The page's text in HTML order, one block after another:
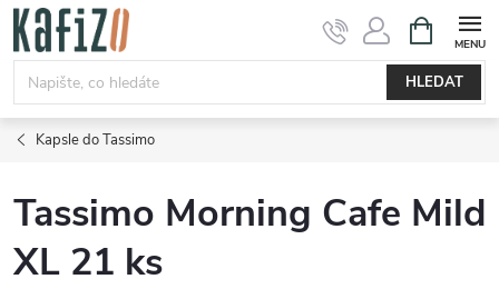
Přejít
obsah
HLEDAT
NÁKUPNÍ
KOŠÍK
Kapsle do Tassimo
Tassimo Morning Cafe Mild
XL 21 ks